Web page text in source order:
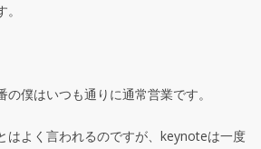
僕はいつも通りに通常営業です。
はよく言われるのですが、keynoteは一度